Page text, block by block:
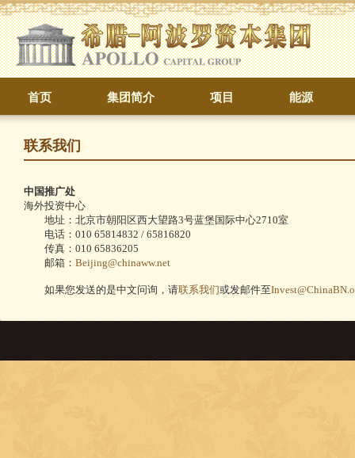
首页 集团简介 项目 能源
联系我们
中国推广处
海外投资中心
地址：北京市朝阳区西大望路3号蓝堡国际中心2710室
电话：010 65814832 / 65816820
传真：010 65836205
邮箱： Beijing@chinaww.net
如果您发送的是中文问询，请联系我们或发邮件至